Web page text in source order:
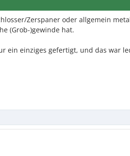
Zerspaner oder allgemein
(Grob-)gewinde hat.
ein einziges gefertigt, und das war